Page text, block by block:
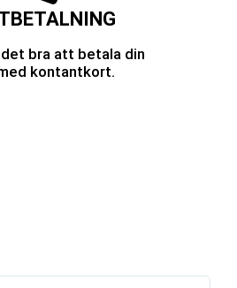
det bra att betala din
kontantkort.